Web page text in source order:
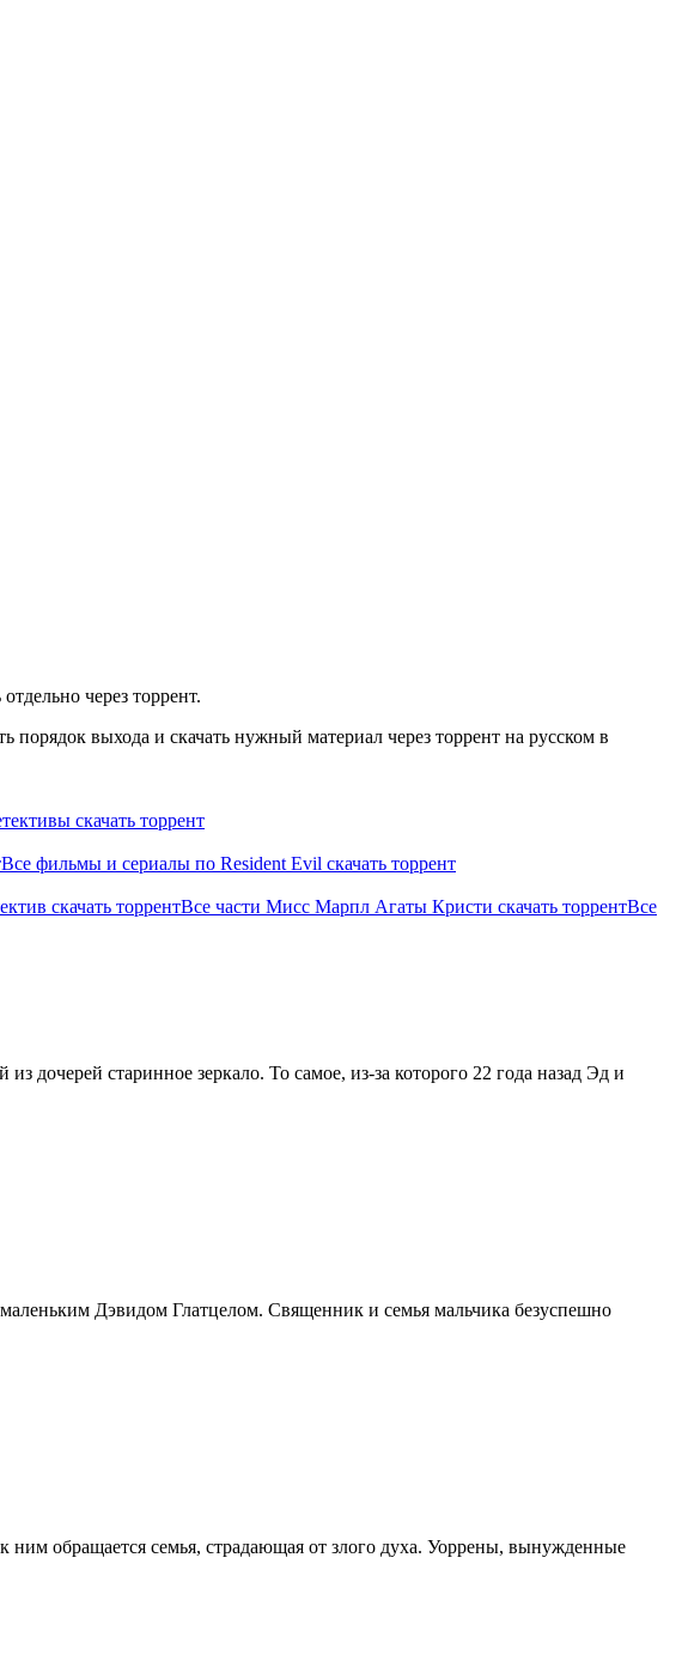
через торрент.
выхода и скачать нужный материал через торрент на русском в
скачать торрент
Все фильмы и сериалы по Resident Evil скачать торрент
скачать торрентВсе части Мисс Марпл Агаты Кристи скачать торрентВсе
старинное зеркало. То самое, из-за которого 22 года назад Эд и
Дэвидом Глатцелом. Священник и семья мальчика безуспешно
обращается семья, страдающая от злого духа. Уоррены, вынужденные